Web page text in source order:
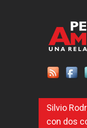
Silvio
con dos